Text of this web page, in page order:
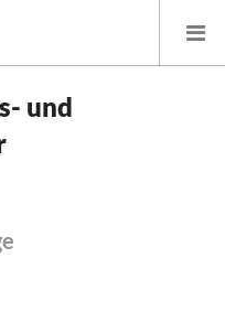
Finanzpolitik
und